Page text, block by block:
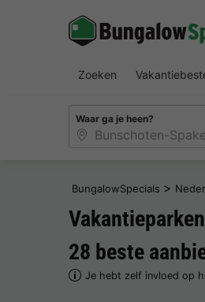
Zoeken
Waar ga je heen?
BungalowSpecials >
Vakantieparken
28 beste
Je hebt zelf invloed op